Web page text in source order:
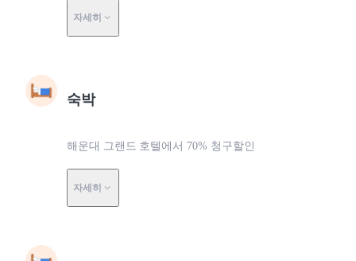
자세히
숙박
해운대 그랜드 호텔에서 70% 청구할인
자세히